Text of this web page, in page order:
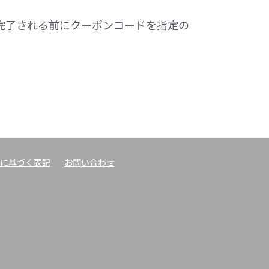
される前にクーポンコードを指定の
基づく表記 お問い合わせ